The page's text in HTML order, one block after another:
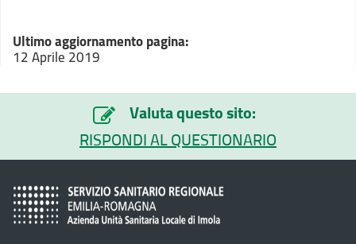
Ultimo aggiornamento pagina:
12 Aprile 2019
Valuta questo sito:
RISPONDI AL QUESTIONARIO